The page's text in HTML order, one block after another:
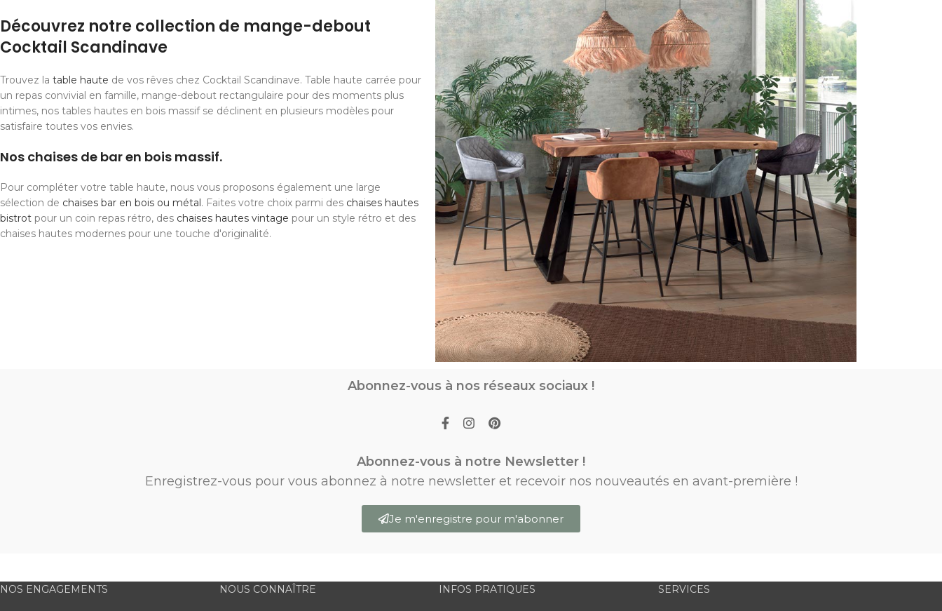
Découvrez notre collection de mange-debout
Cocktail Scandinave
Trouvez la table haute de vos rêves chez Cocktail Scandinave. Table haute carrée pour
un repas convivial en famille, mange-debout rectangulaire pour des moments plus
intimes, nos tables hautes en bois massif se déclinent en plusieurs modèles pour
satisfaire toutes vos envies.
Nos chaises de bar en bois massif.
Pour compléter votre table haute, nous vous proposons également une large
sélection de chaises bar en bois ou métal. Faites votre choix parmi des chaises hautes
bistrot pour un coin repas rétro, des chaises hautes vintage pour un style rétro et des
chaises hautes modernes pour une touche d'originalité.
Abonnez-vous à nos réseaux sociaux !
Abonnez-vous à notre Newsletter !
Enregistrez-vous pour vous abonnez à notre newsletter et recevoir nos nouveautés en avant-première !
Je m'enregistre pour m'abonner
NOS ENGAGEMENTS NOUS CONNAÎTRE INFOS PRATIQUES SERVICES